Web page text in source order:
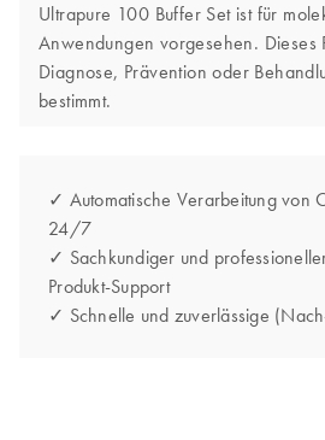
Ultrapure 100 Buffer Set ist für
Anwendungen vorgesehen. Dieses
Diagnose, Prävention oder
bestimmt.
✓ Automatische Verarbeitung von
24/7
✓ Sachkundiger und
Produkt-Support
✓ Schnelle und zuverlässige